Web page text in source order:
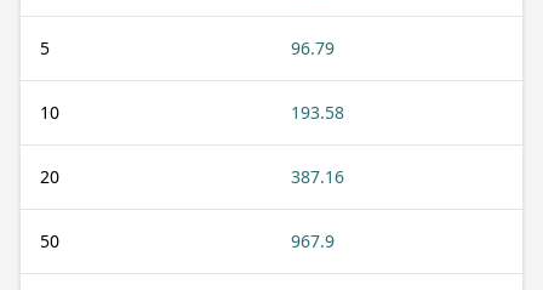
5 96.79
10 193.58
20 387.16
50 967.9